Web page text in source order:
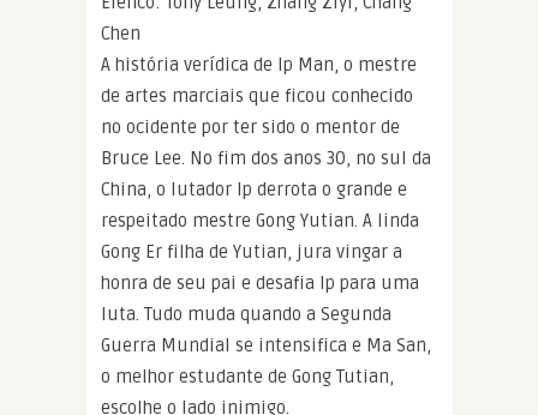
Chen
A história verídica de Ip Man, o mestre
de artes marciais que ficou conhecido
no ocidente por ter sido o mentor de
Bruce Lee. No fim dos anos 30, no sul da
China, o lutador Ip derrota o grande e
respeitado mestre Gong Yutian. A linda
Gong Er filha de Yutian, jura vingar a
honra de seu pai e desafia Ip para uma
luta. Tudo muda quando a Segunda
Guerra Mundial se intensifica e Ma San,
o melhor estudante de Gong Tutian,
escolhe o lado inimigo.